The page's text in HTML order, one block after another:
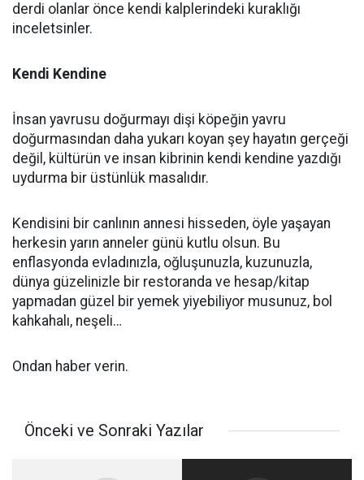
derdi olanlar önce kendi kalplerindeki kuraklığı
inceletsinler.
Kendi Kendine
İnsan yavrusu doğurmayı dişi köpeğin yavru
doğurmasından daha yukarı koyan şey hayatın gerçeği
değil, kültürün ve insan kibrinin kendi kendine yazdığı
uydurma bir üstünlük masalıdır.
Kendisini bir canlının annesi hisseden, öyle yaşayan
herkesin yarın anneler günü kutlu olsun. Bu
enflasyonda evladınızla, oğluşunuzla, kuzunuzla,
dünya güzelinizle bir restoranda ve hesap/kitap
yapmadan güzel bir yemek yiyebiliyor musunuz, bol
kahkahalı, neşeli…
Ondan haber verin.
Önceki ve Sonraki Yazılar